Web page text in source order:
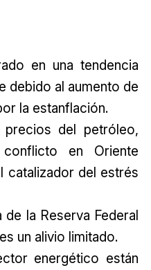
en una tendencia
debido al aumento de
la estanflación.
del petróleo,
en Oriente
catalizador del estrés
la Reserva Federal
un alivio limitado.
energético están